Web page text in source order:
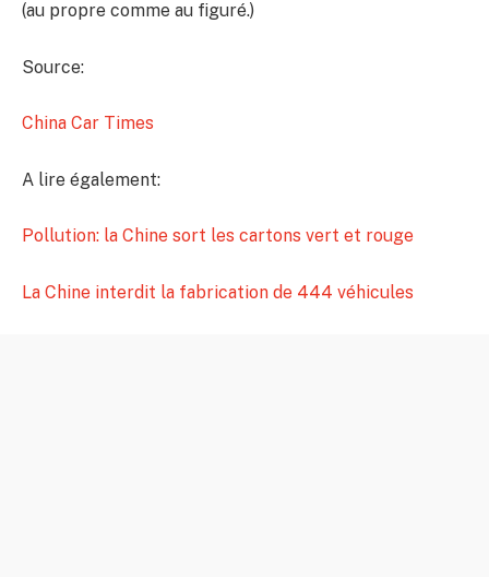
(au propre comme au figuré.)
Source:
China Car Times
A lire également:
Pollution: la Chine sort les cartons vert et rouge
La Chine interdit la fabrication de 444 véhicules